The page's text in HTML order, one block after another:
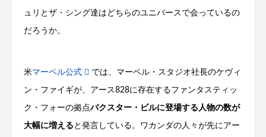
ュリとザ・シング達はどちらのユニバースで会っているの
だろうか。
米マーベル公式 では、マーベル・スタジオ社長のケヴィ
ン・ファイギが、アース828に存在するファンタスティッ
ク・フォーの拠点バクスター・ビルに登場する人物の数が
大幅に増える と発言している。ワカンダの人々が先にアー